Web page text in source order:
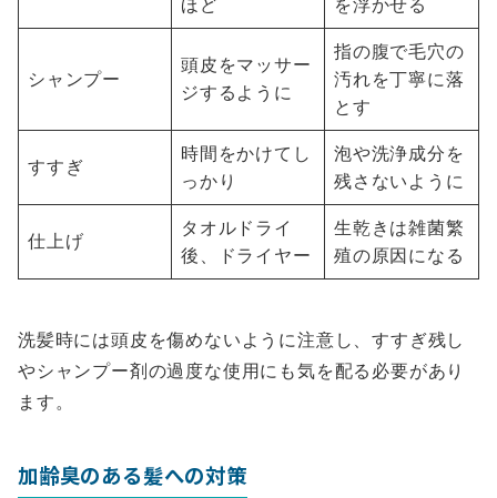
ほど を浮かせる
シャンプー
頭皮をマッサー
ジするように
指の腹で毛穴の
汚れを丁寧に落
とす
すすぎ
時間をかけてし
っかり
泡や洗浄成分を
残さないように
仕上げ
タオルドライ
後、ドライヤー
生乾きは雑菌繁
殖の原因になる
洗髪時には頭皮を傷めないように注意し、すすぎ残し
やシャンプー剤の過度な使用にも気を配る必要があり
ます。
加齢臭のある髪への対策